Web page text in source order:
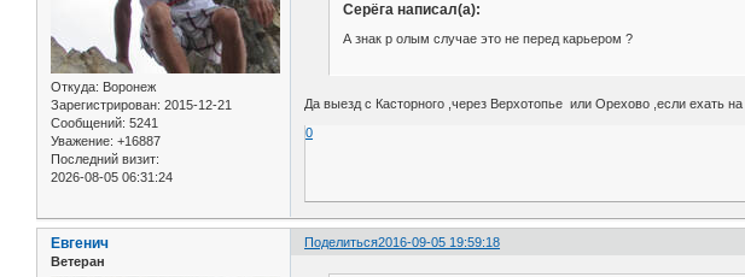
Откуда: Воронеж
Зарегистрирован: 2015-12-21
Сообщений: 5241
Уважение: +16887
Последний визит:
2026-08-05 06:31:24
Серёга написал(а):
А знак р олым случае это не перед карьером ?
Да выезд с Касторного ,через Верхотопье или Орехово ,если ехать на
0
Поделиться2016-09-05 19:59:18
Евгенич
Ветеран